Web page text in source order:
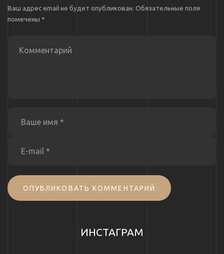
Ваш адрес email не будет опубликован. Обязательные поля
помечены *
ОПУБЛИКОВАТЬ КОММЕНТАРИЙ
ИНСТАГРАМ